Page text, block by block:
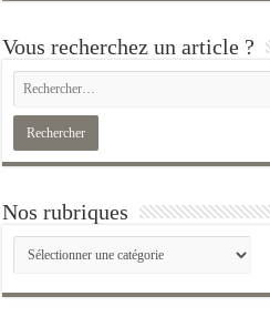
Vous recherchez un article ?
Nos rubriques
Nos
rubriques